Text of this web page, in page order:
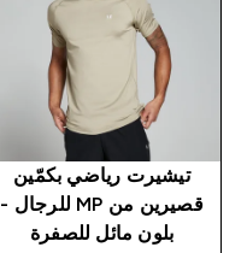
تيشيرت رياضي بكمّين
قصيرين من MP للرجال -
بلون مائل للصفرة